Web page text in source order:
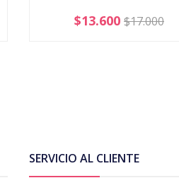
+
$13.600 $17.000
SERVICIO AL CLIENTE